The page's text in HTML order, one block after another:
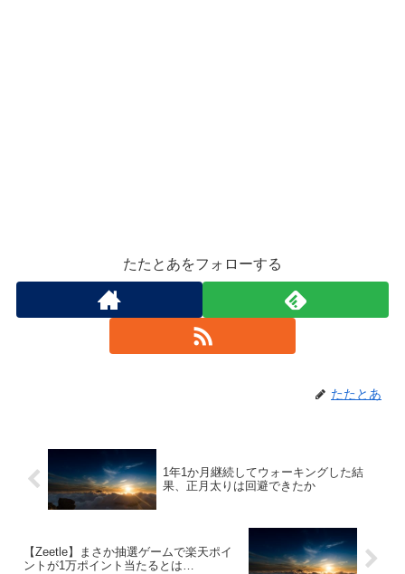
たたとあをフォローする
たたとあ
1年1か月継続してウォーキングした結
果、正月太りは回避できたか
【Zeetle】まさか抽選ゲームで楽天ポイ
ントが1万ポイント当たるとは…